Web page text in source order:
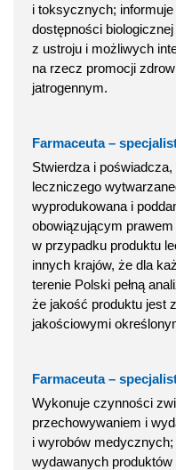
i toksycznych;
dostępności
z ustroju i możliwych
na rzecz promocji
jatrogennym.
Farmaceuta –
Stwierdza i
leczniczego
wyprodukowana i
obowiązującym
w przypadku produktu
innych krajów, że dla
terenie Polski pełną
że jakość produktu jest
jakościowymi
Farmaceuta –
Wykonuje czynności
przechowywaniem i
i wyrobów
wydawanych